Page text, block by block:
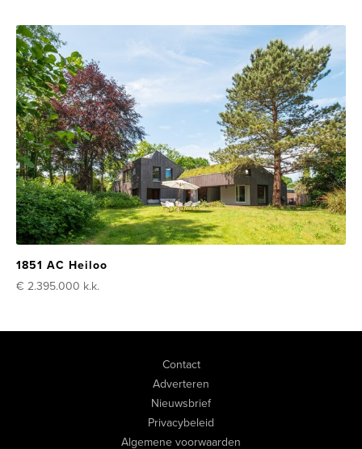
1851 AC Heiloo
€ 2.395.000 k.k.
Contact
Adverteren
Nieuwsbrief
Privacybeleid
Algemene voorwaarden